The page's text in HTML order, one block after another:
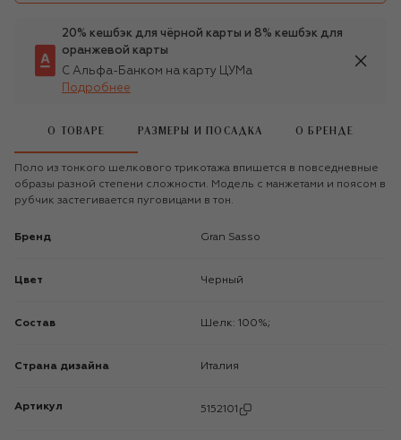
20% кешбэк для чёрной карты и 8% кешбэк для
оранжевой карты
С Альфа-Банком на карту ЦУМа
Подробнее
О ТОВАРЕ РАЗМЕРЫ И ПОСАДКА О БРЕНДЕ
Поло из тонкого шелкового трикотажа впишется в повседневные
образы разной степени сложности. Модель с манжетами и поясом в
рубчик застегивается пуговицами в тон.
Бренд Gran Sasso
Цвет Черный
Состав Шелк: 100%;
Страна дизайна Италия
Артикул 5152101